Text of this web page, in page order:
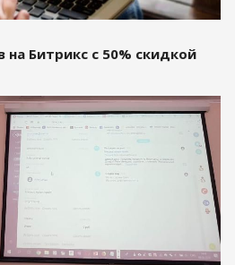
Битрикс с 50% скидкой